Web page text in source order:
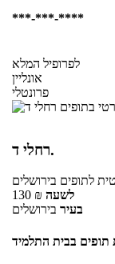
***-***-****
לפרופיל המלא
אונליין
פרונטלי
רחלי ד.
לתופים בירושלים
130 ₪ לשעה
בעיר בירושלים
בבית התלמיד